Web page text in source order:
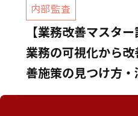
内部監査
【業務改善マスター
業務の可視化から
善施策の見つけ方